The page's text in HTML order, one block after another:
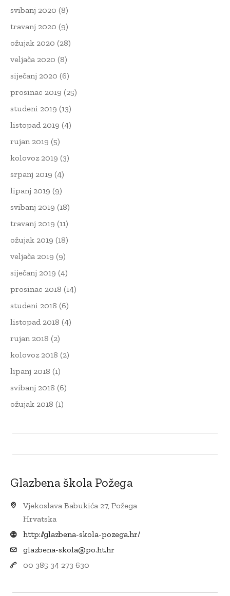
svibanj 2020 (8)
travanj 2020 (9)
ožujak 2020 (28)
veljača 2020 (8)
siječanj 2020 (6)
prosinac 2019 (25)
studeni 2019 (13)
listopad 2019 (4)
rujan 2019 (5)
kolovoz 2019 (3)
srpanj 2019 (4)
lipanj 2019 (9)
svibanj 2019 (18)
travanj 2019 (11)
ožujak 2019 (18)
veljača 2019 (9)
siječanj 2019 (4)
prosinac 2018 (14)
studeni 2018 (6)
listopad 2018 (4)
rujan 2018 (2)
kolovoz 2018 (2)
lipanj 2018 (1)
svibanj 2018 (6)
ožujak 2018 (1)
Glazbena škola Požega
Vjekoslava Babukića 27, Požega
Hrvatska
http://glazbena-skola-pozega.hr/
glazbena-skola@po.ht.hr
00 385 34 273 630